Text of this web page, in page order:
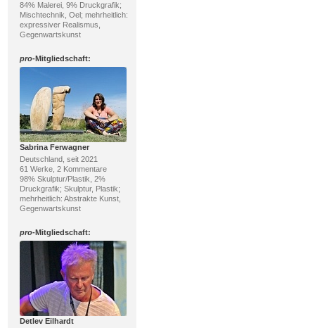
84% Malerei, 9% Druckgrafik;
Mischtechnik, Oel; mehrheitlich:
expressiver Realismus,
Gegenwartskunst
pro-Mitgliedschaft:
Sabrina Ferwagner
Deutschland, seit 2021
61 Werke, 2 Kommentare
98% Skulptur/Plastik, 2%
Druckgrafik; Skulptur, Plastik;
mehrheitlich: Abstrakte Kunst,
Gegenwartskunst
pro-Mitgliedschaft:
Detlev Eilhardt